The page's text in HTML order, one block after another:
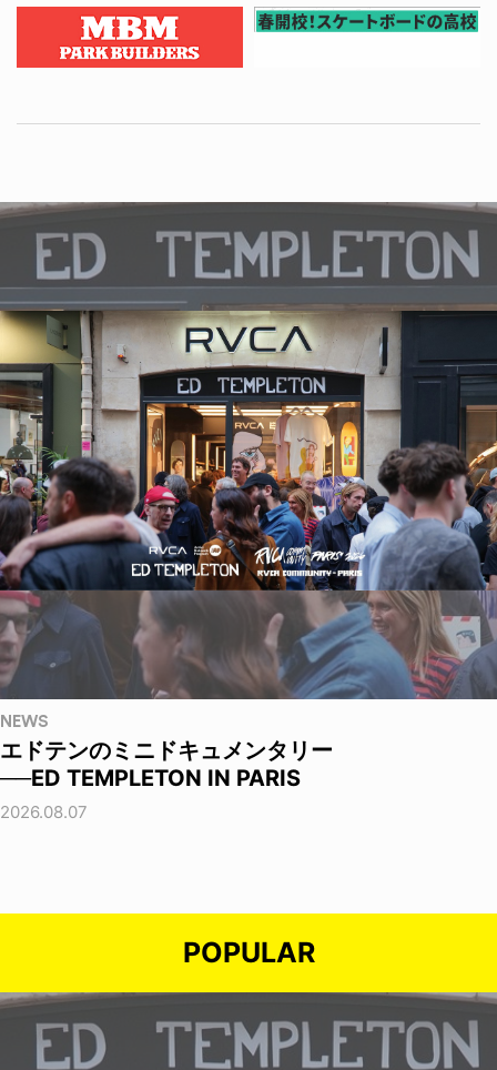
NEWS
エドテンのミニドキュメンタリー
──ED TEMPLETON IN PARIS
2026.08.07
POPULAR